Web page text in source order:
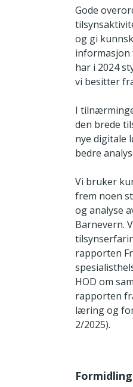
Gode
og gi
informasjon
har i 2024
vi besitter
I
den brede
nye digitale
bedre
Vi bruker
frem noen
og analyse
Barnevern.
rapporten
HOD om
rapporten
læring og
2/2025).